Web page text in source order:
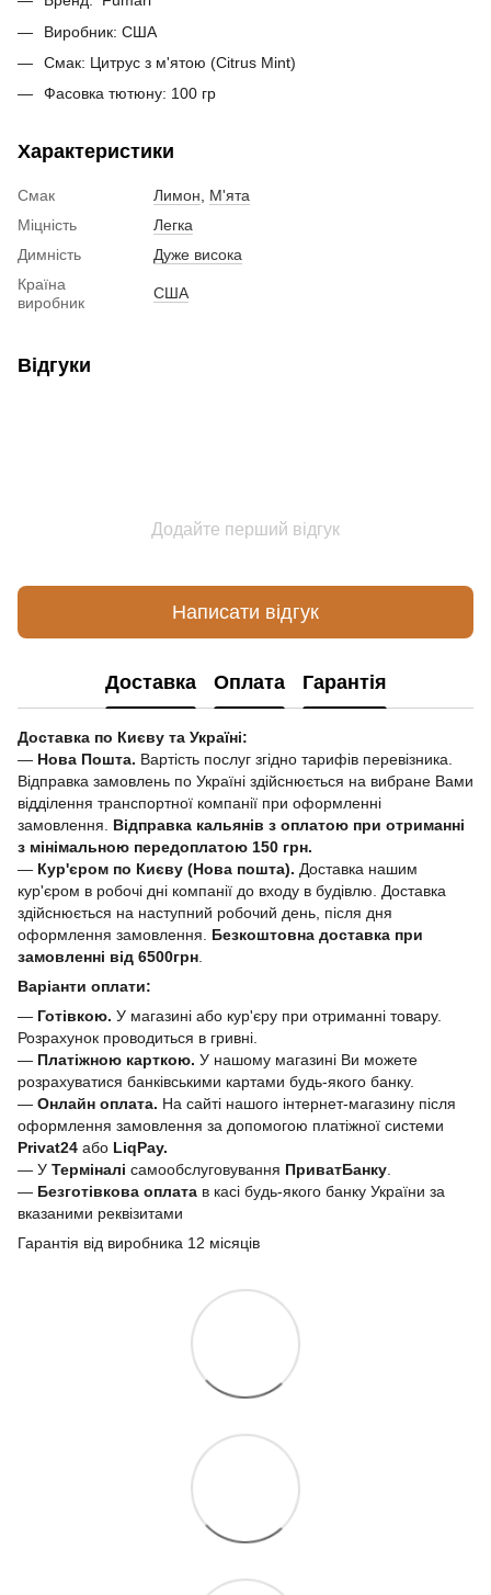
Виробник: США
Смак: Цитрус з м'ятою (Citrus Mint)
Фасовка тютюну: 100 гр
Характеристики
Смак Лимон, М'ята
Міцність
Легка
Димність
Дуже висока
Країна
виробник
США
Відгуки
Додайте перший відгук
Написати відгук
Доставка Оплата Гарантія
Доставка по Києву та Україні:
— Нова Пошта. Вартість послуг згідно тарифів перевізника.
Відправка замовлень по Україні здійснюється на вибране Вами
відділення транспортної компанії при оформленні
замовлення. Відправка кальянів з оплатою при отриманні
з мінімальною передоплатою 150 грн.
— Кур'єром по Києву (Нова пошта). Доставка нашим
кур'єром в робочі дні компанії до входу в будівлю. Доставка
здійснюється на наступний робочий день, після дня
оформлення замовлення. Безкоштовна доставка при
замовленні від 6500грн.
Варіанти оплати:
— Готівкою. У магазині або кур'єру при отриманні товару.
Розрахунок проводиться в гривні.
— Платіжною карткою. У нашому магазині Ви можете
розрахуватися банківськими картами будь-якого банку.
— Онлайн оплата. На сайті нашого інтернет-магазину після
оформлення замовлення за допомогою платіжної системи
Privat24 або LiqPay.
— У Терміналі самообслуговування ПриватБанку.
— Безготівкова оплата в касі будь-якого банку України за
вказаними реквізитами
Гарантія від виробника 12 місяців